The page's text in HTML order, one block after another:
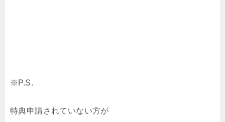
※P.S.
特典申請されていない方が